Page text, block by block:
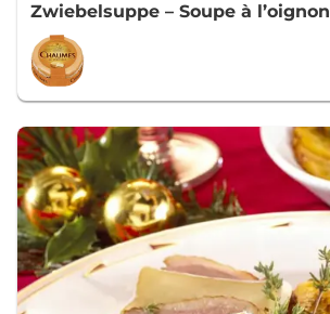
Zwiebelsuppe – Soupe à l’oignon